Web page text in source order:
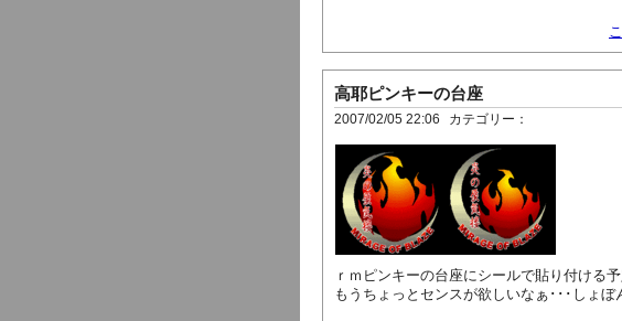
高耶ピンキーの台座
2007/02/05 22:06 カテゴリー：
ｒｍピンキーの台座にシールで貼り付ける予
もうちょっとセンスが欲しいなぁ･･･しょぼ